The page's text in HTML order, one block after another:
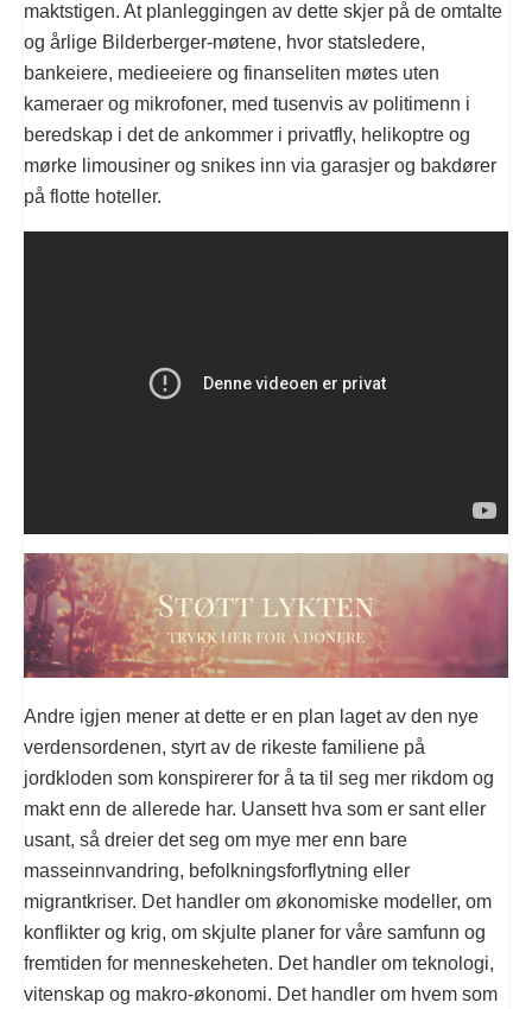
maktstigen. At planleggingen av dette skjer på de omtalte
og årlige Bilderberger-møtene, hvor statsledere,
bankeiere, medieeiere og finanseliten møtes uten
kameraer og mikrofoner, med tusenvis av politimenn i
beredskap i det de ankommer i privatfly, helikoptre og
mørke limousiner og snikes inn via garasjer og bakdører
på flotte hoteller.
Andre igjen mener at dette er en plan laget av den nye
verdensordenen, styrt av de rikeste familiene på
jordkloden som konspirerer for å ta til seg mer rikdom og
makt enn de allerede har. Uansett hva som er sant eller
usant, så dreier det seg om mye mer enn bare
masseinnvandring, befolkningsforflytning eller
migrantkriser. Det handler om økonomiske modeller, om
konflikter og krig, om skjulte planer for våre samfunn og
fremtiden for menneskeheten. Det handler om teknologi,
vitenskap og makro-økonomi. Det handler om hvem som